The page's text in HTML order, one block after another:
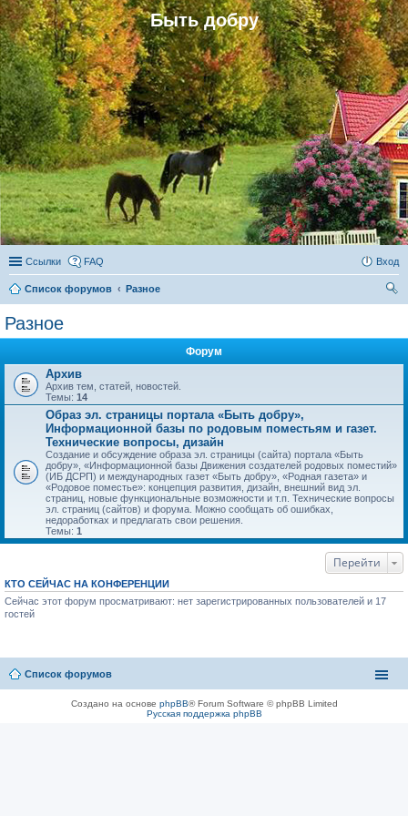
Быть добру
Ссылки FAQ Вход
Список форумов
Разное
Разное
Форум
Архив
Архив тем, статей, новостей.
Темы: 14
Образ эл. страницы портала «Быть добру»,
Информационной базы по родовым поместьям и газет.
Технические вопросы, дизайн
Создание и обсуждение образа эл. страницы (сайта) портала «Быть
добру», «Информационной базы Движения создателей родовых поместий»
(ИБ ДСРП) и международных газет «Быть добру», «Родная газета» и
«Родовое поместье»: концепция развития, дизайн, внешний вид эл.
страниц, новые функциональные возможности и т.п. Технические вопросы
эл. страниц (сайтов) и форума. Можно сообщать об ошибках,
недоработках и предлагать свои решения.
Темы: 1
Перейти
КТО СЕЙЧАС НА КОНФЕРЕНЦИИ
Сейчас этот форум просматривают: нет зарегистрированных пользователей и 17
гостей
Список форумов
Создано на основе phpBB® Forum Software © phpBB Limited
Русская поддержка phpBB